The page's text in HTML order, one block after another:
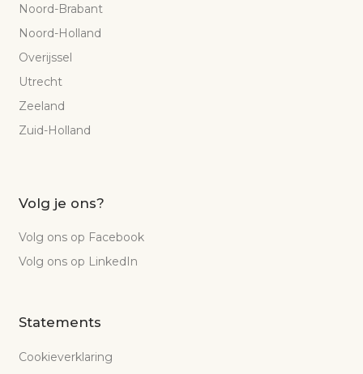
Noord-Brabant
Noord-Holland
Overijssel
Utrecht
Zeeland
Zuid-Holland
Volg je ons?
Volg ons op Facebook
Volg ons op LinkedIn
Statements
Cookieverklaring